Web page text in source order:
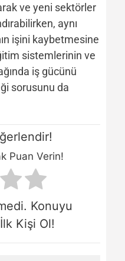
ve yeni sektörler
aynı
işini kaybetmesine
sistemlerinin ve
iş gücünü
sorusunu da
Puan Verin!
Konuyu
Kişi Ol!